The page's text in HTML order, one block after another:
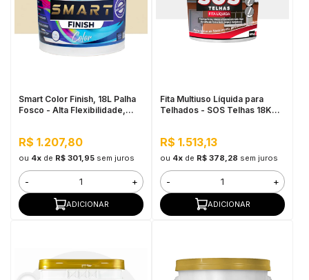
Smart Color Finish, 18L Palha
Fosco - Alta Flexibilidade,
R$ 1.207,80
ou 4xde R$ 301,95 sem juros
- +
ADICIONAR
Fita Multiuso Líquida para
Telhados - SOS Telhas 18KG
R$ 1.513,13
ou 4xde R$ 378,28 sem juros
- +
ADICIONAR